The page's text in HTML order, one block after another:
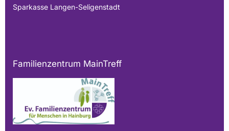
Sparkasse Langen-Seligenstadt
Familienzentrum MainTreff